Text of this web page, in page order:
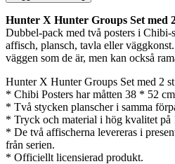
Hunter X Hunter Groups Set med
Dubbel-pack med två posters i Chibi-
affisch, plansch, tavla eller
väggen som de är, men kan också
Hunter X Hunter Groups Set med 2
* Chibi Posters har måtten 38 * 52
* Två stycken planscher i samma
* Tryck och material i hög kvalitet på
* De två affischerna levereras i
från serien.
* Officiellt licensierad produkt.